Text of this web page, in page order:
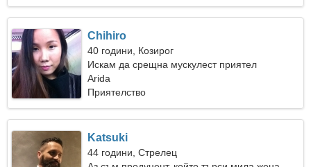
Chihiro
40 години, Козирог
Искам да срещна мускулест приятел
Arida
Приятелство
Katsuki
44 години, Стрелец